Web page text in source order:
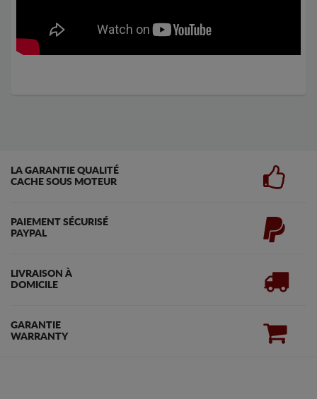
LA GARANTIE QUALITÉ
CACHE SOUS MOTEUR
PAIEMENT SÉCURISÉ
PAYPAL
LIVRAISON À
DOMICILE
GARANTIE
WARRANTY